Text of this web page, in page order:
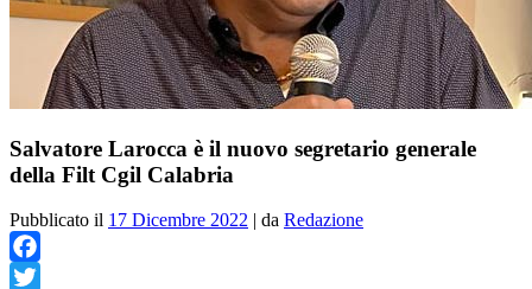
Salvatore Larocca è il nuovo segretario generale
della Filt Cgil Calabria
Pubblicato il 17 Dicembre 2022 | da Redazione
Facebook